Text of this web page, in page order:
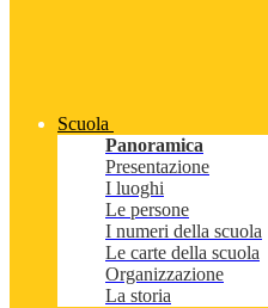
Scuola
Panoramica
Presentazione
I luoghi
Le persone
I numeri della scuola
Le carte della scuola
Organizzazione
La storia